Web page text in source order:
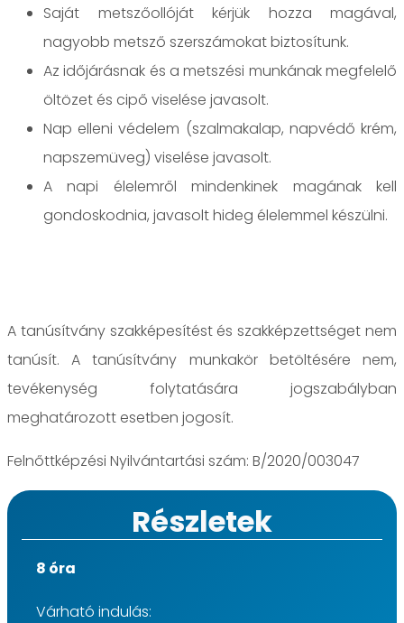
Saját metszőollóját kérjük hozza magával,
nagyobb metsző szerszámokat biztosítunk.
Az időjárásnak és a metszési munkának megfelelő
öltözet és cipő viselése javasolt.
Nap elleni védelem (szalmakalap, napvédő krém,
napszemüveg) viselése javasolt.
A napi élelemről mindenkinek magának kell
gondoskodnia, javasolt hideg élelemmel készülni.
A tanúsítvány szakképesítést és szakképzettséget nem
tanúsít. A tanúsítvány munkakör betöltésére nem,
tevékenység folytatására jogszabályban
meghatározott esetben jogosít.
Felnőttképzési Nyilvántartási szám: B/2020/003047
Részletek
8 óra
Várható indulás: